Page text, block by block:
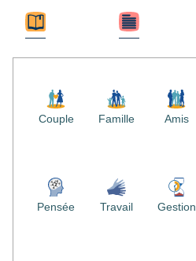
Couple Famille Amis
Pensée Travail Gestion